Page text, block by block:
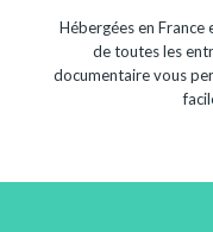
Hébergées en
de toutes les
documentaire vous